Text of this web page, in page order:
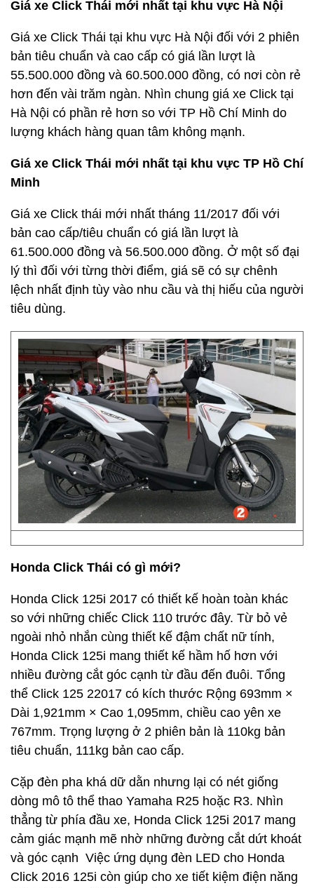
Giá xe Click Thái mới nhất tại khu vực Hà Nội
Giá xe Click Thái tại khu vực Hà Nội đối với 2 phiên
bản tiêu chuẩn và cao cấp có giá lần lượt là
55.500.000 đồng và 60.500.000 đồng, có nơi còn rẻ
hơn đến vài trăm ngàn. Nhìn chung giá xe Click tại
Hà Nội có phần rẻ hơn so với TP Hồ Chí Minh do
lượng khách hàng quan tâm không mạnh.
Giá xe Click Thái mới nhất tại khu vực TP Hồ Chí
Minh
Giá xe Click thái mới nhất tháng 11/2017 đối với
bản cao cấp/tiêu chuẩn có giá lần lượt là
61.500.000 đồng và 56.500.000 đồng. Ở một số đại
lý thì đối với từng thời điểm, giá sẽ có sự chênh
lệch nhất định tùy vào nhu cầu và thị hiếu của người
tiêu dùng.
Honda Click Thái có gì mới?
Honda Click 125i 2017 có thiết kế hoàn toàn khác
so với những chiếc Click 110 trước đây. Từ bỏ vẻ
ngoài nhỏ nhắn cùng thiết kế đậm chất nữ tính,
Honda Click 125i mang thiết kế hầm hố hơn với
nhiều đường cắt góc cạnh từ đầu đến đuôi. Tổng
thể Click 125 22017 có kích thước Rộng 693mm ×
Dài 1,921mm × Cao 1,095mm, chiều cao yên xe
767mm. Trọng lượng ở 2 phiên bản là 110kg bản
tiêu chuẩn, 111kg bản cao cấp.
Cặp đèn pha khá dữ dằn nhưng lại có nét giống
dòng mô tô thể thao Yamaha R25 hoặc R3. Nhìn
thẳng từ phía đầu xe, Honda Click 125i 2017 mang
cảm giác mạnh mẽ nhờ những đường cắt dứt khoát
và góc cạnh Việc ứng dụng đèn LED cho Honda
Click 2016 125i còn giúp cho xe tiết kiệm điện năng